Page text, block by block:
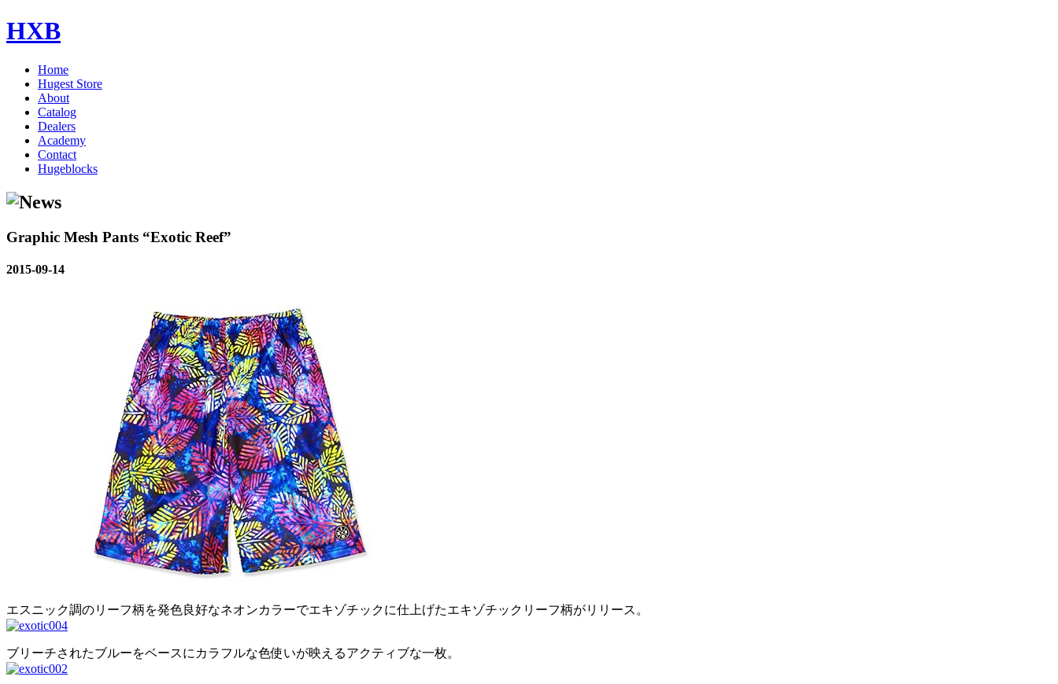
HXB
Home
Hugest Store
About
Catalog
Dealers
Academy
Contact
Hugeblocks
Graphic Mesh Pants “Exotic Reef”
2015-09-14
エスニック調のリーフ柄を発色良好なネオンカラーでエキゾチックに仕上げたエキゾチックリーフ柄がリリース。
ブリーチされたブルーをベースにカラフルな色使いが映えるアクティブな一枚。